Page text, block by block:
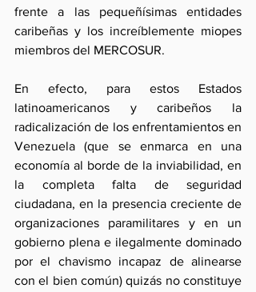
frente a las pequeñísimas entidades
caribeñas y los increíblemente miopes
miembros del MERCOSUR.
En efecto, para estos Estados
latinoamericanos y caribeños la
radicalización de los enfrentamientos en
Venezuela (que se enmarca en una
economía al borde de la inviabilidad, en
la completa falta de seguridad
ciudadana, en la presencia creciente de
organizaciones paramilitares y en un
gobierno plena e ilegalmente dominado
por el chavismo incapaz de alinearse
con el bien común) quizás no constituye